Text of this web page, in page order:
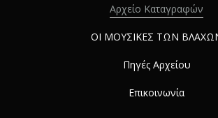
Αρχείο Καταγραφών
ΟΙ ΜΟΥΣΙΚΕΣ ΤΩΝ
Πηγές Αρχείου
Επικοινωνία